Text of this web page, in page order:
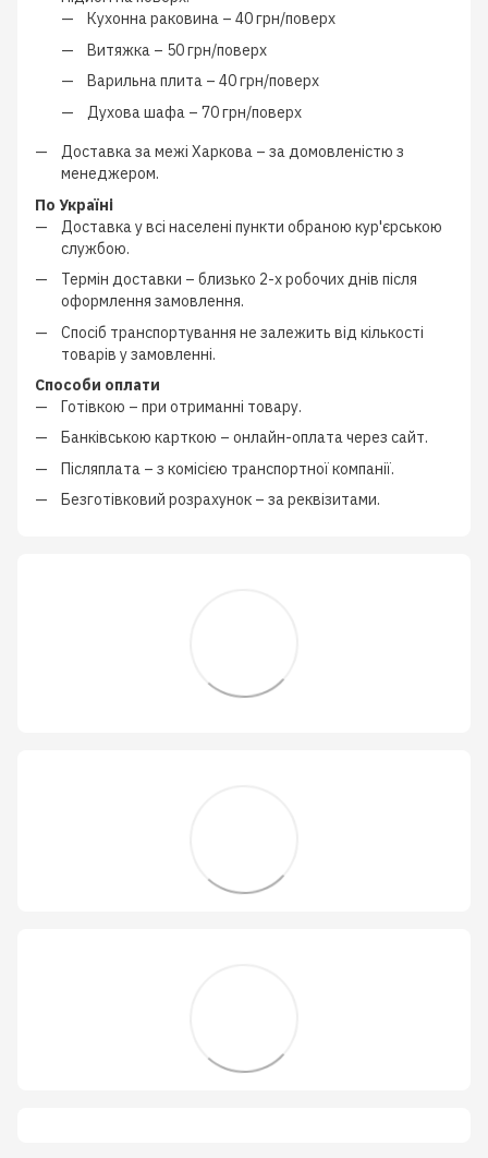
Кухонна раковина – 40 грн/поверх
Витяжка – 50 грн/поверх
Варильна плита – 40 грн/поверх
Духова шафа – 70 грн/поверх
Доставка за межі Харкова – за домовленістю з
менеджером.
По Україні
Доставка у всі населені пункти обраною кур'єрською
службою.
Термін доставки – близько 2-х робочих днів після
оформлення замовлення.
Спосіб транспортування не залежить від кількості
товарів у замовленні.
Способи оплати
Готівкою – при отриманні товару.
Банківською карткою – онлайн-оплата через сайт.
Післяплата – з комісією транспортної компанії.
Безготівковий розрахунок – за реквізитами.